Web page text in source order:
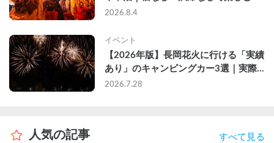
2026年完全ガイド
2026.8.4
イベント
【2026年版】長岡花火に行ける「実績
あり」のキャンピングカー3選｜実際
に利用したゲストのレビュー付き
2026.7.28
人気の記事 すべて見る